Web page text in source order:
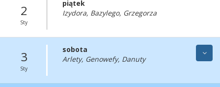
2
Sty
piątek
Izydora, Bazylego, Grzegorza
3
Sty
sobota
Arlety, Genowefy, Danuty